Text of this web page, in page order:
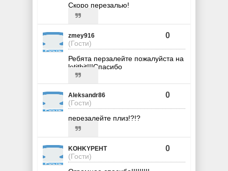
Скоро перезалью!
zmey916
(Гости)
0
Ребята перзалейте пожалуйста на
letitbit!!!Спасибо
Aleksandr86
(Гости)
0
перезалейте плиз!?!?
KOHKYPEHT
(Гости)
0